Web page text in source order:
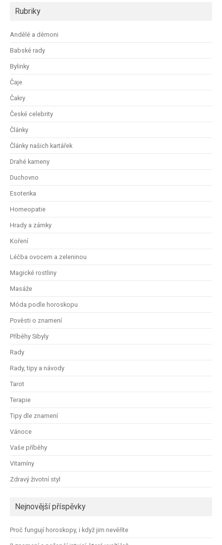
Rubriky
Andělé a démoni
Babské rady
Bylinky
Čaje
Čakry
České celebrity
Články
Články našich kartářek
Drahé kameny
Duchovno
Esoterika
Homeopatie
Hrady a zámky
Koření
Léčba ovocem a zeleninou
Magické rostliny
Masáže
Móda podle horoskopu
Pověsti o znamení
Příběhy Sibyly
Rady
Rady, tipy a návody
Tarot
Terapie
Tipy dle znamení
Vánoce
Vaše příběhy
Vitamíny
Zdravý životní styl
Nejnovější příspěvky
Proč fungují horoskopy, i když jim nevěříte